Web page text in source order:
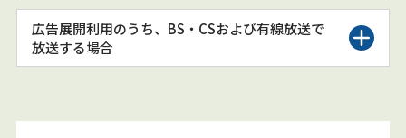
広告展開利用のうち、BS・CSおよび有線放送で
放送する場合